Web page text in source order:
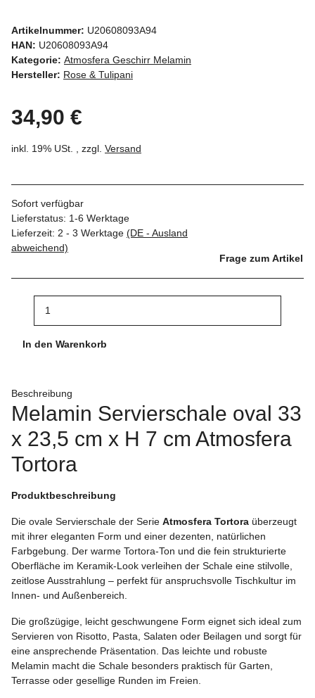
Artikelnummer: U20608093A94
HAN: U20608093A94
Kategorie: Atmosfera Geschirr Melamin
Hersteller: Rose & Tulipani
34,90 €
inkl. 19% USt. , zzgl. Versand
Sofort verfügbar
Lieferstatus: 1-6 Werktage
Lieferzeit: 2 - 3 Werktage (DE - Ausland
abweichend)
Frage zum Artikel
In den Warenkorb
Beschreibung
Melamin Servierschale oval 33
x 23,5 cm x H 7 cm Atmosfera
Tortora
Produktbeschreibung
Die ovale Servierschale der Serie Atmosfera Tortora überzeugt
mit ihrer eleganten Form und einer dezenten, natürlichen
Farbgebung. Der warme Tortora-Ton und die fein strukturierte
Oberfläche im Keramik-Look verleihen der Schale eine stilvolle,
zeitlose Ausstrahlung – perfekt für anspruchsvolle Tischkultur im
Innen- und Außenbereich.
Die großzügige, leicht geschwungene Form eignet sich ideal zum
Servieren von Risotto, Pasta, Salaten oder Beilagen und sorgt für
eine ansprechende Präsentation. Das leichte und robuste
Melamin macht die Schale besonders praktisch für Garten,
Terrasse oder gesellige Runden im Freien.